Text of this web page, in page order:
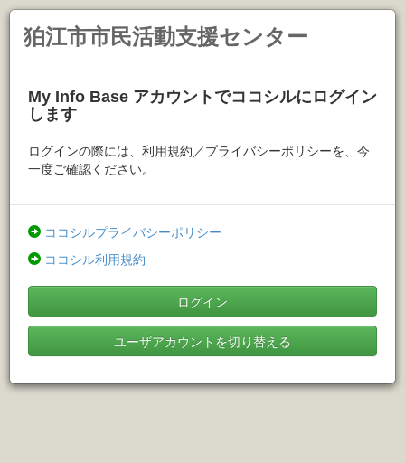
狛江市市民活動支援センター
My Info Base アカウントでココシルにログイン
します
ログインの際には、利用規約／プライバシーポリシーを、今
一度ご確認ください。
ココシルプライバシーポリシー
ココシル利用規約
ログイン
ユーザアカウントを切り替える